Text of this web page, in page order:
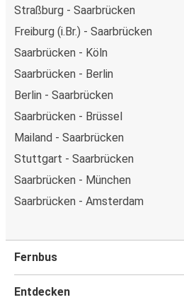
Straßburg - Saarbrücken
Freiburg (i.Br.) - Saarbrücken
Saarbrücken - Köln
Saarbrücken - Berlin
Berlin - Saarbrücken
Saarbrücken - Brüssel
Mailand - Saarbrücken
Stuttgart - Saarbrücken
Saarbrücken - München
Saarbrücken - Amsterdam
Fernbus
Entdecken